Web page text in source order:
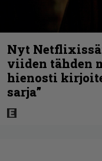
Nyt
viiden tähden
hienosti
sarja”